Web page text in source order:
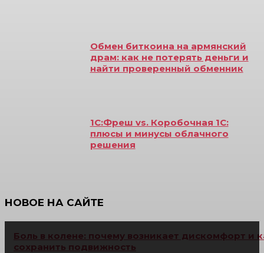
Обмен биткоина на армянский
драм: как не потерять деньги и
найти проверенный обменник
1С:Фреш vs. Коробочная 1С:
плюсы и минусы облачного
решения
НОВОЕ НА САЙТЕ
Боль в колене: почему возникает дискомфорт и
сохранить подвижность